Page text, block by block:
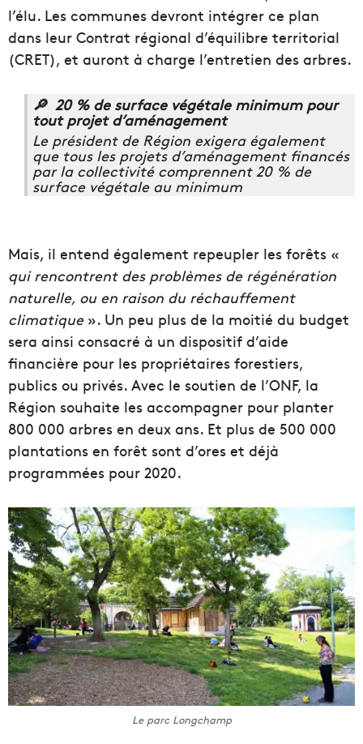
l’élu. Les communes devront intégrer ce plan
dans leur Contrat régional d’équilibre territorial
(CRET), et auront à charge l’entretien des arbres.
🔎 20 % de surface végétale minimum pour
tout projet d’aménagement
Le président de Région exigera également
que tous les projets d’aménagement financés
par la collectivité comprennent 20 % de
surface végétale au minimum
Mais, il entend également repeupler les forêts «
qui rencontrent des problèmes de régénération
naturelle, ou en raison du réchauffement
climatique». Un peu plus de la moitié du budget
sera ainsi consacré à un dispositif d’aide
financière pour les propriétaires forestiers,
publics ou privés. Avec le soutien de l’ONF, la
Région souhaite les accompagner pour planter
800 000 arbres en deux ans. Et plus de 500 000
plantations en forêt sont d’ores et déjà
programmées pour 2020.
Le parc Longchamp